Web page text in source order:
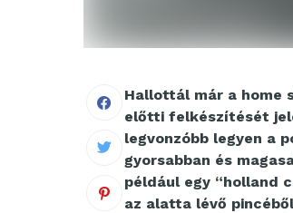
Hallottál már a home
előtti felkészítését
legvonzóbb legyen a
gyorsabban és
például egy “holland
az alatta lévő